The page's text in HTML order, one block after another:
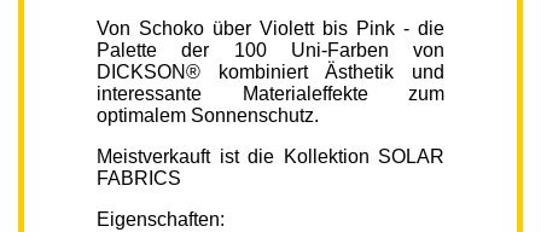
Von Schoko über Violett bis Pink - die
Palette der 100 Uni-Farben von
DICKSON® kombiniert Ästhetik und
interessante Materialeffekte zum
optimalem Sonnenschutz.
Meistverkauft ist die Kollektion SOLAR
FABRICS
Eigenschaften: